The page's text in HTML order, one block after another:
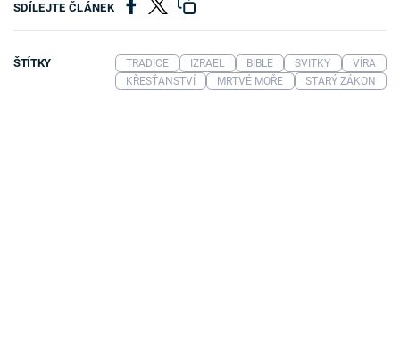
SDÍLEJTE ČLÁNEK
ŠTÍTKY TRADICE IZRAEL BIBLE SVITKY
VÍRA
KŘESŤANSTVÍ
MRTVÉ MOŘE STARÝ ZÁKON